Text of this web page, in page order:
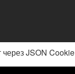
через JSON Cookie